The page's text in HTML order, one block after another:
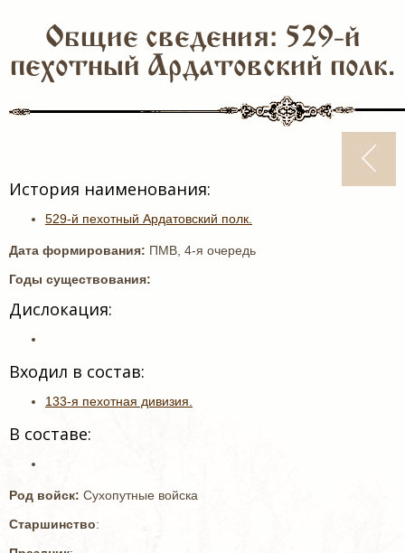
Общие сведения: 529-й
пехотный Ардатовский полк.
История наименования:
529-й пехотный Ардатовский полк.
Дата формирования: ПМВ, 4-я очередь
Годы существования:
Дислокация:
Входил в состав:
133-я пехотная дивизия.
В составе:
Род войск: Сухопутные войска
Старшинство: